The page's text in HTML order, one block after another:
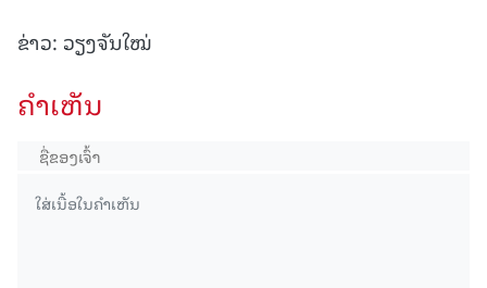
ຂ່າວ: ວຽງຈັນໃໝ່
ຄໍາເຫັນ